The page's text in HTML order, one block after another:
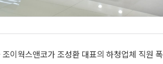
이웍스앤코가 조성환 대표의 하청업체 직원 폭